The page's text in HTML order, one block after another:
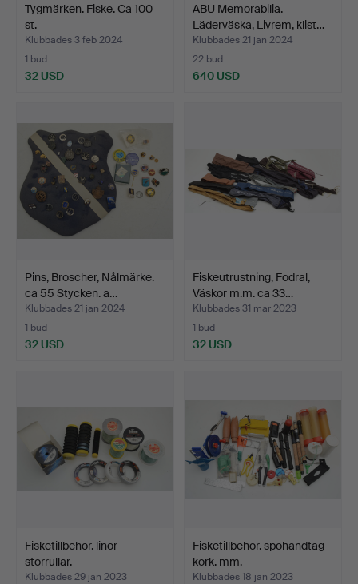
Tygmärken. Fiske. Ca 100
st.
Klubbades 3 feb 2024
1 bud
32 USD
ABU Memorabilia.
Läderväska, Livrem, klist…
Klubbades 21 jan 2024
22 bud
640 USD
Pins, Broscher, Nålmärke.
ca 55 Stycken. a…
Klubbades 21 jan 2024
1 bud
32 USD
Fiskeutrustning, Fodral,
Väskor m.m. ca 33…
Klubbades 31 mar 2023
1 bud
32 USD
Fisketillbehör. linor
storrullar.
Klubbades 29 jan 2023
Fisketillbehör. spöhandtag
kork. mm.
Klubbades 18 jan 2023